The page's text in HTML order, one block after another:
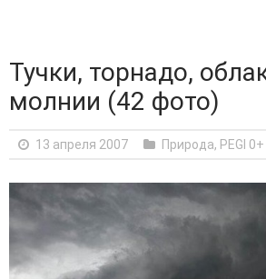
Тучки, торнадо,
молнии (42 фото)
13 апреля 2007 Природа, PEGI 0+